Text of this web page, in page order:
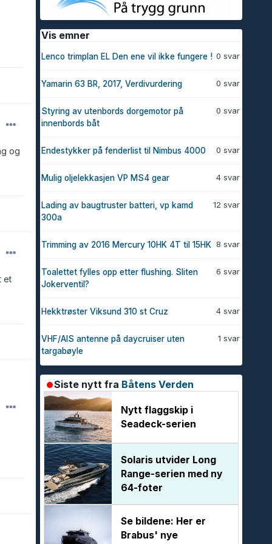
og
et
Vis emner
0 svar
Lenco trimplan EL Den ene vil ikke fungere !
0 svar
Yamarin 63 BR, 2017, Verdivurdering
0 svar
Styring av utenbords dorgemotor på
innenbords båt
0 svar
Endestykker på fenderlist til Nimbus 4000
4 svar
Mulig oljelekkasjen VP MS4 gear
12 svar
Lading av baugtruster batteri, vp kamd
300a
8 svar
Trimming av 2016 Mercury 10HK 4T til 15HK
6 svar
Toalettet fylles opp etter flushing. Sliten
Jokerventil?
4 svar
Hekktrøster Viksund 310 st Cruz
1 svar
VHF/AIS antenne på daycruiser uten
targabøyle
Siste nytt fra Båtens Verden
Nytt flaggskip i
Seadeck-serien
Solaris utvider Long
Range-serien med ny
64-foter
Se bildene: Her er
Brabus' nye